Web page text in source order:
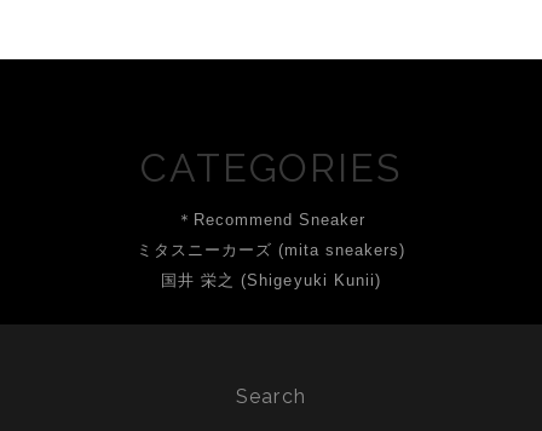
CATEGORIES
＊Recommend Sneaker
ミタスニーカーズ (mita sneakers)
国井 栄之 (Shigeyuki Kunii)
Search